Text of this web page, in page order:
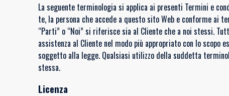
La seguente terminologia si applica ai presenti Termini e
te, la persona che accede a questo sito Web e conforme ai
“Parti” o “Noi” si riferisce sia al Cliente che a noi stessi.
assistenza al Cliente nel modo più appropriato con lo
soggetto alla legge. Qualsiasi utilizzo della suddetta
stessa.
Licenza